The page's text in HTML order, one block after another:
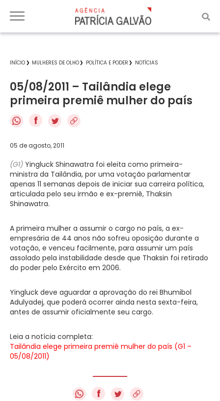
INÍCIO MULHERES DE OLHO POLÍTICA E PODER NOTÍCIAS
05/08/2011 – Tailândia elege
primeira premiê mulher do país
f
05 de agosto, 2011
(G1) Yingluck Shinawatra foi eleita como primeira-
ministra da Tailândia, por uma votação parlamentar
apenas 11 semanas depois de iniciar sua carreira política,
articulada pelo seu irmão e ex-premiê, Thaksin
Shinawatra.
A primeira mulher a assumir o cargo no país, a ex-
empresária de 44 anos não sofreu oposição durante a
votação, e venceu facilmente, para assumir um país
assolado pela instabilidade desde que Thaksin foi retirado
do poder pelo Exército em 2006.
Yingluck deve aguardar a aprovação do rei Bhumibol
Adulyadej, que poderá ocorrer ainda nesta sexta-feira,
antes de assumir oficialmente seu cargo.
Leia a notícia completa:
Tailândia elege primeira premiê mulher do país (G1 –
05/08/2011)
f